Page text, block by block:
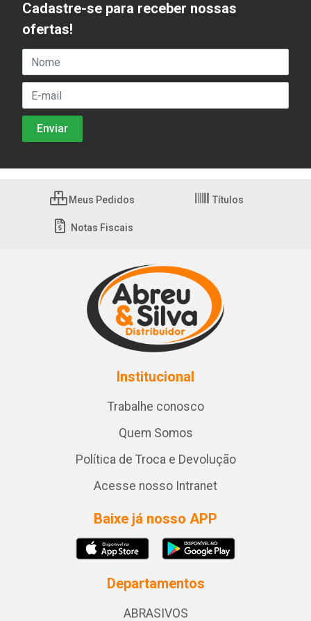
Cadastre-se para receber nossas
ofertas!
Meus Pedidos Títulos
Notas Fiscais
Institucional
Trabalhe conosco
Quem Somos
Política de Troca e Devolução
Acesse nosso Intranet
Baixe já nosso APP
Departamentos
ABRASIVOS